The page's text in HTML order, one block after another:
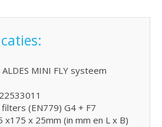
MINI FLY systeem
(EN779) G4 + F7
x175 x 25mm (in mm en L x B)